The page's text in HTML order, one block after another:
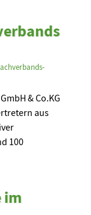
& Co.KG
aus
100
im